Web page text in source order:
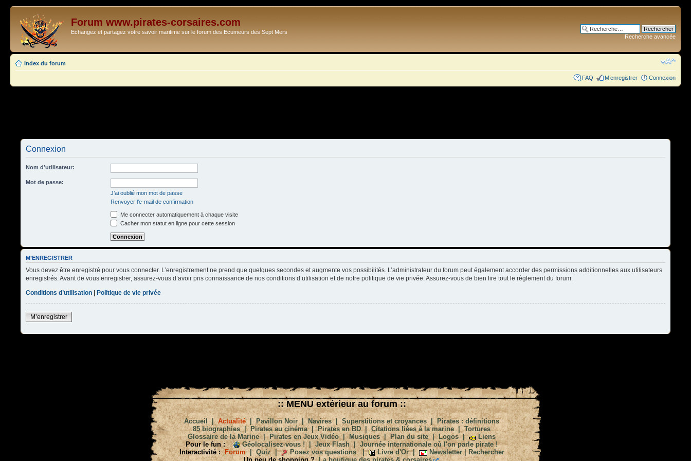
Forum www.pirates-corsaires.com
Echangez et partagez votre savoir maritime sur le forum des Ecumeurs des Sept Mers
Recherche avancée
Index du forum
FAQ M’enregistrer Connexion
Connexion
Nom d’utilisateur:
Mot de passe:
J’ai oublié mon mot de passe
Renvoyer l’e-mail de confirmation
Me connecter automatiquement à chaque visite
Cacher mon statut en ligne pour cette session
M’ENREGISTRER
Vous devez être enregistré pour vous connecter. L’enregistrement ne prend que quelques secondes et augmente vos possibilités. L’administrateur du forum peut également accorder des permissions additionnelles aux utilisateurs
enregistrés. Avant de vous enregistrer, assurez-vous d’avoir pris connaissance de nos conditions d’utilisation et de notre politique de vie privée. Assurez-vous de bien lire tout le règlement du forum.
Conditions d’utilisation | Politique de vie privée
M’enregistrer
:: MENU extérieur au forum ::
Accueil|Actualité|Pavillon Noir|Navires|Superstitions et croyances|Pirates : définitions
85 biographies| Pirates au cinéma|Pirates en BD|Citations liées à la marine|Tortures
Glossaire de la Marine|Pirates en Jeux Vidéo|Musiques|Plan du site|Logos|
Liens
Pour le fun :
Géolocalisez-vous !|Jeux Flash|Journée internationale où l'on parle pirate !
Interactivité : Forum| Quiz| Posez vos questions| Livre d'Or| Newsletter| Rechercher